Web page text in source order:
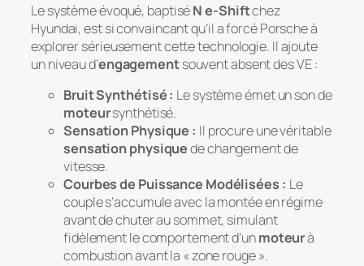
Le système évoqué, baptiséN e-Shiftchez
Hyundai, est si convaincant qu’il a forcé Porsche à
explorer sérieusement cette technologie. Il ajoute
un niveau d’engagementsouvent absent des VE :
Bruit Synthétisé : Le système émet un son de
moteursynthétisé.
Sensation Physique : Il procure une véritable
sensation physiquede changement de
vitesse.
Courbes de Puissance Modélisées : Le
couple s’accumule avec la montée en régime
avant de chuter au sommet, simulant
fidèlement le comportement d’unmoteurà
combustion avant la « zone rouge ».